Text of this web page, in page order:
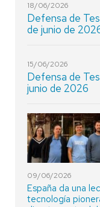
18/06/2026
Defensa de
de junio de
15/06/2026
Defensa de
junio de 2026
09/06/2026
España da una
tecnología